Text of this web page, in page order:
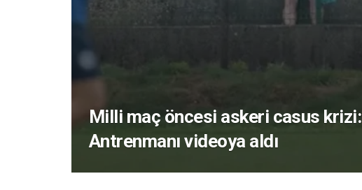
Milli maç öncesi askeri casus krizi:
Antrenmanı videoya aldı